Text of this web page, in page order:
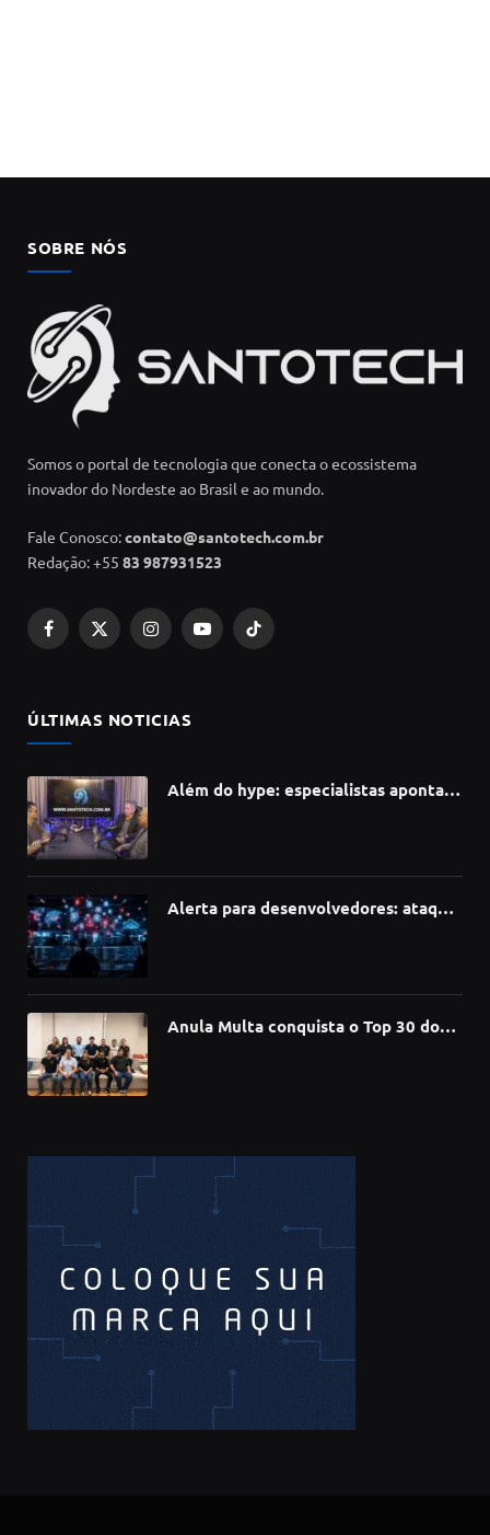
SOBRE NÓS
Somos o portal de tecnologia que conecta o ecossistema
inovador do Nordeste ao Brasil e ao mundo.
Fale Conosco:contato@santotech.com.br
Redação: +55 83 987931523
Facebook
X
InstagramYouTubeTikTok
ÚLTIMAS NOTICIAS
Além do hype: especialistas apontam
Alerta para desenvolvedores: ataque
Anula Multa conquista o Top 30 do